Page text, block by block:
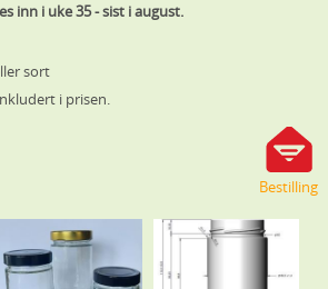
inn i uke 35 - sist i august.
sort
i prisen.
Bestilling